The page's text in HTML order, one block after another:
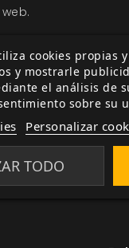
Bestiario de Jorgi
Paul Bonner
cookies propias
y mostrarle
el análisis de
sobre su
Personalizar
TODO